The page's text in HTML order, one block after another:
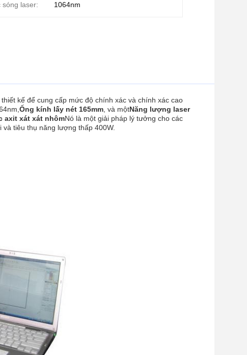
sóng laser: 1064nm
kế để cung cấp mức độ chính xác và chính xác cao
Ống kính lấy nét 165mm , và mộtNăng lượng laser
axit xát xát nhômNó là một giải pháp lý tưởng cho các
tiêu thụ năng lượng thấp 400W.